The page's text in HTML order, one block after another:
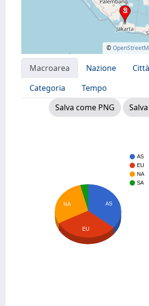
©
Macroarea Nazione Città
Categoria
Tempo
Salva come PNG
AS
EU
NA
SA
AS
NA
EU